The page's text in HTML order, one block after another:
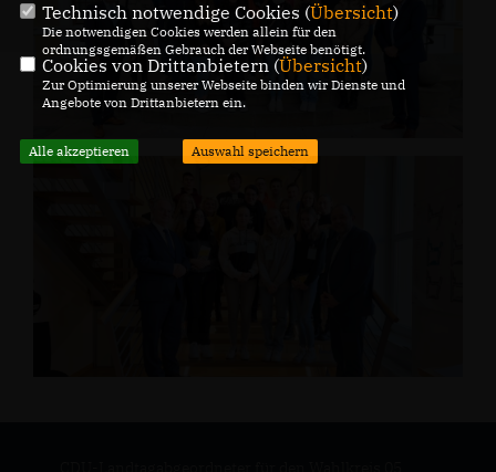
Technisch notwendige Cookies (Übersicht)
Die notwendigen Cookies werden allein für den
ordnungsgemäßen Gebrauch der Webseite benötigt.
Cookies von Drittanbietern (Übersicht)
Zur Optimierung unserer Webseite binden wir Dienste und
Angebote von Drittanbietern ein.
Alle akzeptieren Auswahl speichern